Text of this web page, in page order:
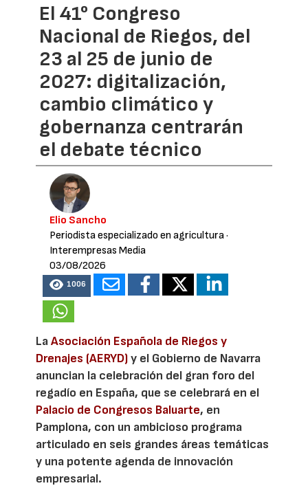
El 41° Congreso
Nacional de Riegos, del
23 al 25 de junio de
2027: digitalización,
cambio climático y
gobernanza centrarán
el debate técnico
Elio Sancho
Periodista especializado en agricultura·
Interempresas Media
03/08/2026
1006
LaAsociación Española de Riegos y
Drenajes (AERYD)y el Gobierno de Navarra
anuncian la celebración del gran foro del
regadío en España, que se celebrará en el
Palacio de Congresos Baluarte, en
Pamplona, con un ambicioso programa
articulado en seis grandes áreas temáticas
y una potente agenda de innovación
empresarial.